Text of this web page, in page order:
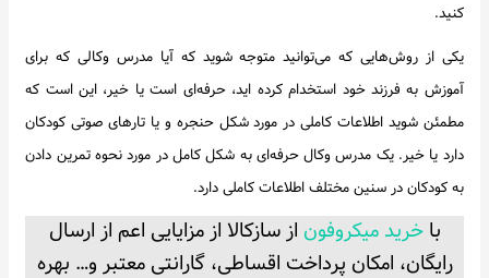
کنید.
یکی از روش‌هایی که می‌توانید متوجه شوید که آیا مدرس وکالی که برای
آموزش به فرزند خود استخدام کرده اید، حرفه‌ای است یا خیر، این است که
مطمئن شوید اطلاعات کاملی در مورد شکل حنجره و یا تارهای صوتی کودکان
دارد یا خیر. یک مدرس وکال حرفه‌ای به شکل کامل در مورد نحوه تمرین دادن
به کودکان در سنین مختلف اطلاعات کاملی دارد.
باخرید میکروفوناز سازکالا از مزایایی اعم از ارسال
رایگان، امکان پرداخت اقساطی، گارانتی معتبر و… بهره